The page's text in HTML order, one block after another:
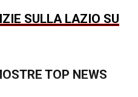
SULLA LAZIO SU
TOP NEWS